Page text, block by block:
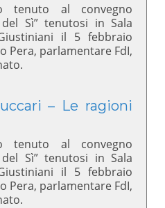
tenuto al convegno
Sì” tenutosi in Sala
il 5 febbraio
Pera, parlamentare FdI,
– Le ragioni
tenuto al convegno
Sì” tenutosi in Sala
il 5 febbraio
Pera, parlamentare FdI,